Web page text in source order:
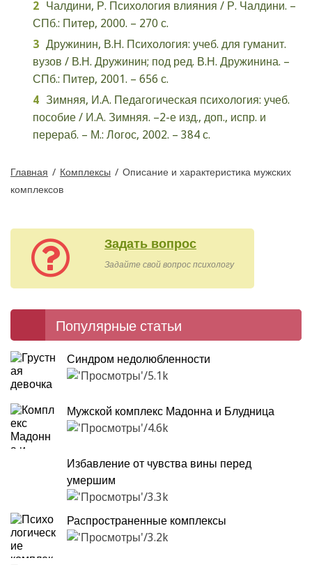
Чалдини, Р. Психология влияния / Р. Чалдини. –
СПб.: Питер, 2000. – 270 с.
Дружинин, В.Н. Психология: учеб. для гуманит.
вузов / В.Н. Дружинин; под ред. В.Н. Дружинина. –
СПб.: Питер, 2001. – 656 с.
Зимняя, И.А. Педагогическая психология: учеб.
пособие / И.А. Зимняя. –2-е изд., доп., испр. и
перераб. – М.: Логос, 2002. – 384 с.
Главная / Комплексы / Описание и характеристика мужских
комплексов
Задать вопрос
Задайте свой вопрос психологу
Популярные статьи
Синдром недолюбленности
5.1k
Мужской комплекс Мадонна и Блудница
4.6k
Избавление от чувства вины перед
умершим
3.3k
Распространенные комплексы
3.2k